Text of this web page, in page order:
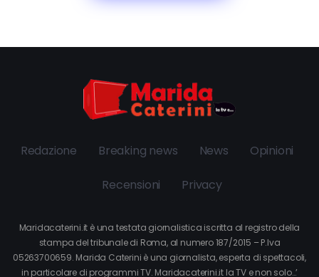
Redazione Breaking news News Opinioni
Recensioni Privacy
Maridacaterini.it è una testata giornalistica iscritta al registro della
stampa del tribunale di Roma, al numero 187/2015 – P.Iva
05263700659. Marida Caterini è una giornalista, esperta di spettacoli,
in particolare di programmi TV. Maridacaterini.it la TV e non solo…’